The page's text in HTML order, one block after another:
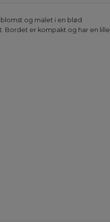
og malet i en blød
Bordet er kompakt og har en lille